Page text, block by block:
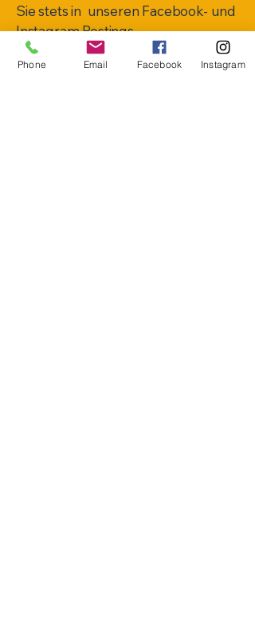
Sie stets in unseren Facebook- und
Instagram Postings.
Phone Email Facebook Instagram